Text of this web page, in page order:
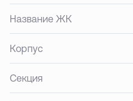
Название ЖК
Корпус
Секция